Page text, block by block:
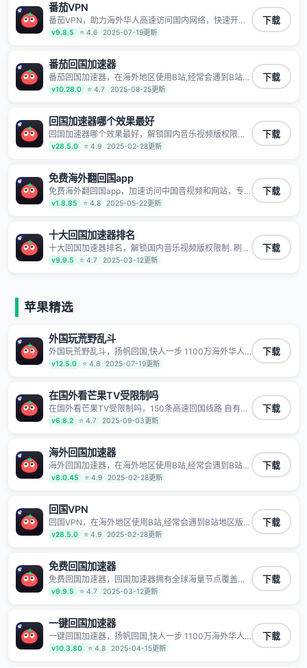
TV、西瓜视频、QQ音乐、网易云音乐、酷狗音乐、YY
等主流网站应用解除限制，带你穿梭加速回国。目前已
有上百万用户，用户整体好评95%以上，一对一在线客
服支持，保障你的使用体验。
番茄VPN
番茄VPN，助力海外华人高速访问国内网络，快速开启
国内各直播平台,解决国内视频、音乐卡顿问题；更能加
速海量国服游戏，超低延迟稳定不掉线,畅享国内网络！
v9.8.5 ⭐ 4.6 2025-07-19更新
下载
番茄回国加速器
番茄回国加速器，在海外地区使用B站,经常会遇到B站地
区版权限制/网络IP屏蔽,缓冲卡顿等问题,使用我们的哔
哩哔哩专用回国VPN,可加速解决各类网络问题,一键网络
7*24小时服务。
v10.28.0 ⭐ 4.7 2025-08-25更新
下载
回国加速器哪个效果最好
回国加速器哪个效果最好，解锁国内音乐视频版权限制.
刷剧不卡，高清秒开. 有效降低国服游戏延迟. 提升国内
主流应用访问速度 ; 独创加速黑科技 · 海量边缘. 动态多
v28.5.0 ⭐ 4.9 2025-02-28更新
下载
免费海外翻回国app
免费海外翻回国app，加速访问中国音视频和网站，专
业回国加速器，帮你加速访问优酷、bilibili、腾讯视频、
爱奇艺等，加速国服游戏，例如原神、阴阳师、和平精
明日方舟、战双帕弥什、sky光·遇、另一个伊甸园等国
内各种服务,回国加速器致力于帮助海外华人和留学生、
港澳台地区用户提供最好的回国游戏和音乐视频加速服
务，可以在海外或港澳台地区流畅加速国服游戏和音视
等主流网站应用解除限制，带你穿梭加速回国。目前已
有上百万用户，用户整体好评95%以上，一对一在线客
v1.8.85 ⭐ 4.8 2025-05-22更新
下载
十大回国加速器排名
十大回国加速器排名，解锁国内音乐视频版权限制. 刷剧
不卡，高清秒开. 有效降低国服游戏延迟. 提升国内主流
应用访问速度 ; 独创加速黑科技 · 海量边缘. 动态多线. 智
v9.9.5 ⭐ 4.7 2025-03-12更新
下载
苹果精选
外国玩荒野乱斗
外国玩荒野乱斗，扬帆回国,快人一步 1100万海外华人
都在用的音乐视频回国加速器 Android iOS Windows
Mac TV VIP 支持多种加速场景 了解更多 看视频 全球高
艺、哔哩哔哩和优酷视频,在国外也能畅快追剧!
v12.5.0 ⭐ 4.8 2025-07-19更新
下载
在国外看芒果TV受限制吗
在国外看芒果TV受限制吗，150条高速回国线路 自有高
速中转节点 无需注册 一键连接 提供高速线路 应用内直
达视频音乐app,快人一步 应用模式 App互不干扰 不间断
不泄露 阻止第三方对数据进行窃取和监听
v6.8.2 ⭐ 4.7 2025-09-03更新
下载
海外回国加速器
海外回国加速器，在海外地区使用B站,经常会遇到B站地
区版权限制/网络IP屏蔽,缓冲卡顿等问题,使用我们的哔
哩哔哩专用回国VPN,可加速解决各类网络问题,一键网络
7*24小时服务。
v8.0.45 ⭐ 4.9 2025-02-28更新
下载
回国VPN
回国VPN，在海外地区使用B站,经常会遇到B站地区版权
限制/网络IP屏蔽,缓冲卡顿等问题,使用我们的哔哩哔哩
专用回国VPN,可加速解决各类网络问题,一键网络回国,
时服务。
v28.5.0 ⭐ 4.9 2025-02-28更新
下载
免费回国加速器
免费回国加速器，回国加速器拥有全球海量节点覆盖，
运营商专线不卡顿超稳定，专为海外华人和留学生打
造，帮助海外华人免除地域限制，随时高速稳定低延迟
v9.9.5 ⭐ 4.7 2025-03-12更新
下载
一键回国加速器
一键回国加速器，扬帆回国,快人一步 1100万海外华人
都在用的音乐视频回国加速器 Android iOS Windows
Mac TV VIP 支持多种加速场景 了解更多 看视频 全球高
v10.3.80 ⭐ 4.8 2025-04-15更新
下载